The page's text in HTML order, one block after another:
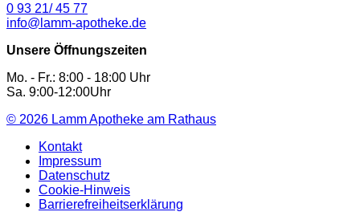
0 93 21/ 45 77
info@lamm-apotheke.de
Unsere Öffnungszeiten
Mo. - Fr.: 8:00 - 18:00 Uhr
Sa. 9:00-12:00Uhr
© 2026 Lamm Apotheke am Rathaus
Kontakt
Impressum
Datenschutz
Cookie-Hinweis
Barrierefreiheitserklärung